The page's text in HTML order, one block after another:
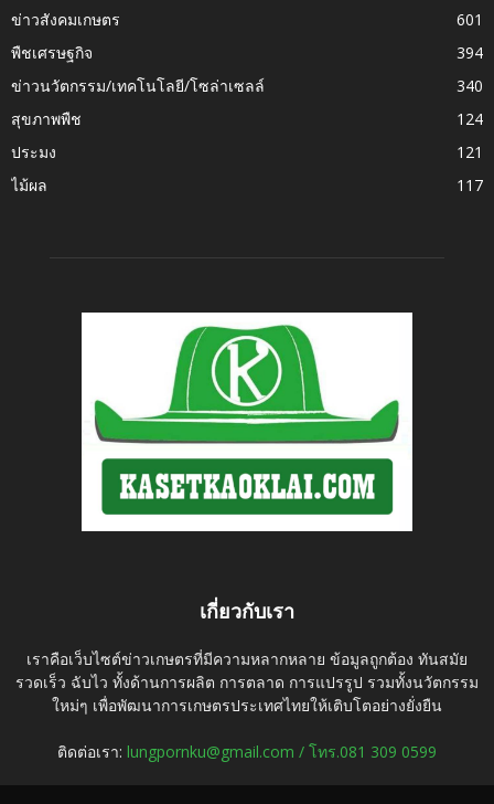
ข่าวสังคมเกษตร
601
พืชเศรษฐกิจ
394
ข่าวนวัตกรรม/เทคโนโลยี/โซล่าเซลล์
340
สุขภาพพืช
124
ประมง
121
ไม้ผล
117
เกี่ยวกับเรา
เราคือเว็บไซต์ข่าวเกษตรที่มีความหลากหลาย ข้อมูลถูกต้อง ทันสมัย
รวดเร็ว ฉับไว ทั้งด้านการผลิต การตลาด การแปรรูป รวมทั้งนวัตกรรม
ใหม่ๆ เพื่อพัฒนาการเกษตรประเทศไทยให้เติบโตอย่างยั่งยืน
ติดต่อเรา: lungpornku@gmail.com / โทร.081 309 0599